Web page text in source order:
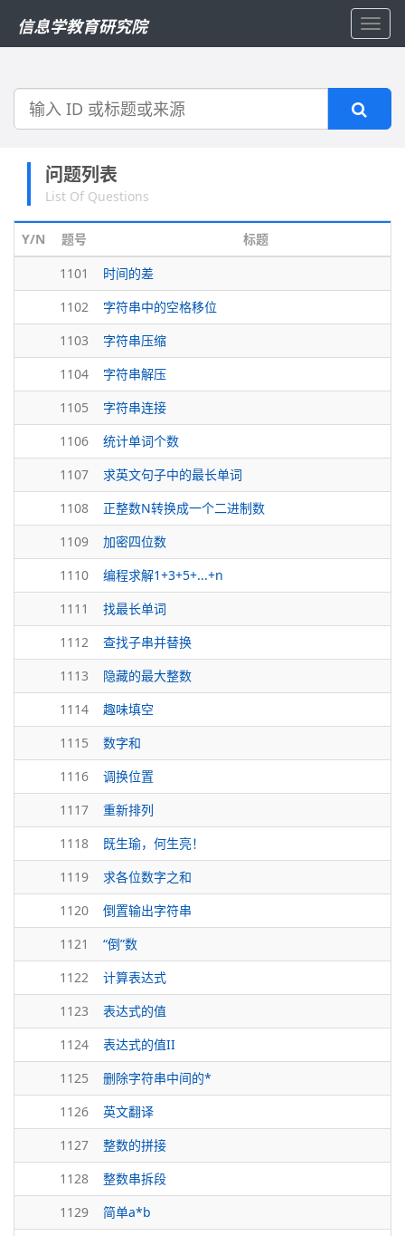
信息学教育研究院
搜
问题列表
List Of Questions
Y/N 题号
标题
1101
时间的差
1102
字符串中的空格移位
1103
字符串压缩
1104
字符串解压
1105
字符串连接
1106
统计单词个数
1107
求英文句子中的最长单词
1108
正整数N转换成一个二进制数
1109
加密四位数
1110
编程求解1+3+5+...+n
1111
找最长单词
1112
查找子串并替换
1113
隐藏的最大整数
1114
趣味填空
1115
数字和
1116
调换位置
1117
重新排列
1118
既生瑜，何生亮！
1119
求各位数字之和
1120
倒置输出字符串
1121
“倒”数
1122
计算表达式
1123
表达式的值
1124
表达式的值II
1125
删除字符串中间的*
1126
英文翻译
1127
整数的拼接
1128
整数串拆段
1129
简单a*b